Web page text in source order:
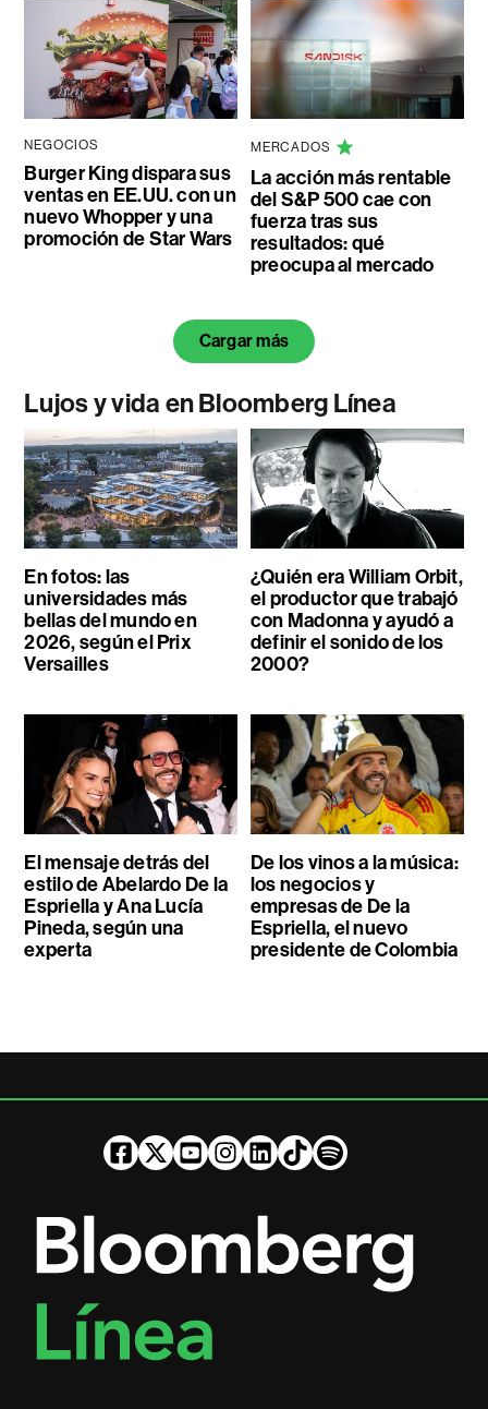
NEGOCIOS
Burger King dispara sus
ventas en EE.UU. con un
nuevo Whopper y una
promoción de Star Wars
MERCADOS
La acción más rentable
del S&P 500 cae con
fuerza tras sus
resultados: qué
preocupa al mercado
Cargar más
Lujos y vida en Bloomberg Línea
En fotos: las
universidades más
bellas del mundo en
2026, según el Prix
Versailles
¿Quién era William Orbit,
el productor que trabajó
con Madonna y ayudó a
definir el sonido de los
2000?
El mensaje detrás del
estilo de Abelardo De la
Espriella y Ana Lucía
Pineda, según una
experta
De los vinos a la música:
los negocios y
empresas de De la
Espriella, el nuevo
presidente de Colombia